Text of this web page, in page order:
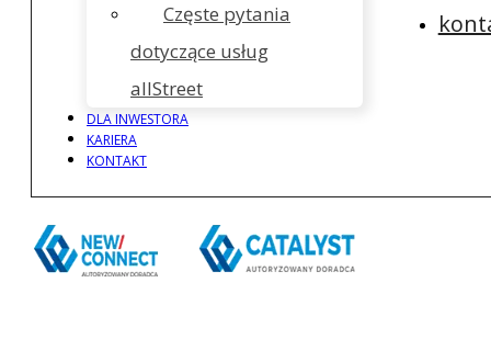
Częste pytania
dotyczące usług
allStreet
DLA INWESTORA
KARIERA
KONTAKT